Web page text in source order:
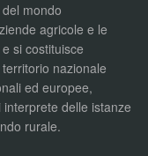
mondo
agricole e le
si costituisce
nazionale
ed europee,
delle istanze
rurale.